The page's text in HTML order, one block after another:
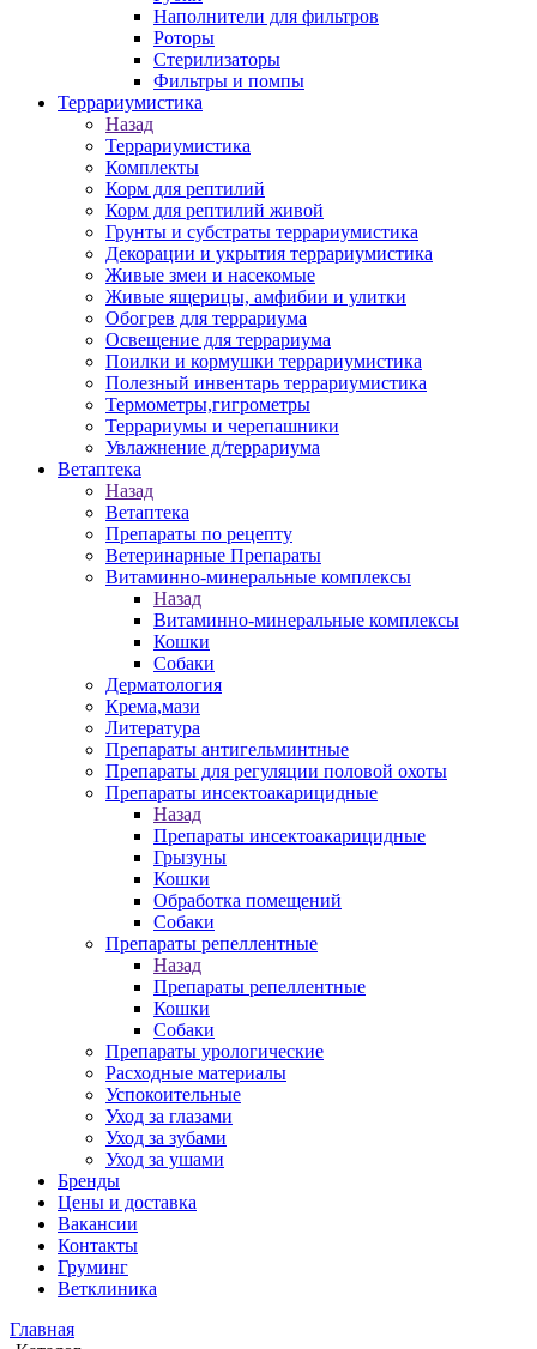
Наполнители для фильтров
Роторы
Стерилизаторы
Фильтры и помпы
Террариумистика
Назад
Террариумистика
Комплекты
Корм для рептилий
Корм для рептилий живой
Грунты и субстраты террариумистика
Декорации и укрытия террариумистика
Живые змеи и насекомые
Живые ящерицы, амфибии и улитки
Обогрев для террариума
Освещение для террариума
Поилки и кормушки террариумистика
Полезный инвентарь террариумистика
Термометры,гигрометры
Террариумы и черепашники
Увлажнение д/террариума
Ветаптека
Назад
Ветаптека
Препараты по рецепту
Ветеринарные Препараты
Витаминно-минеральные комплексы
Назад
Витаминно-минеральные комплексы
Кошки
Собаки
Дерматология
Крема,мази
Литература
Препараты антигельминтные
Препараты для регуляции половой охоты
Препараты инсектоакарицидные
Назад
Препараты инсектоакарицидные
Грызуны
Кошки
Обработка помещений
Собаки
Препараты репеллентные
Назад
Препараты репеллентные
Кошки
Собаки
Препараты урологические
Расходные материалы
Успокоительные
Уход за глазами
Уход за зубами
Уход за ушами
Бренды
Цены и доставка
Вакансии
Контакты
Груминг
Ветклиника
Главная